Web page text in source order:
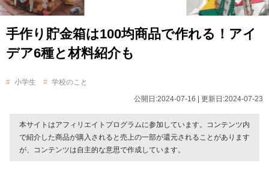
手作り貯金箱は100均商品で作れる！アイ
デア6種と材料紹介も
小学生
学校のこと
公開日:2024-07-16 | 更新日:2024-07-23
本サイトはアフィリエイトプログラムに参加しています。コンテンツ内
で紹介した商品が購入されると売上の一部が還元されることがあります
が、コンテンツは自主的な意思で作成しています。